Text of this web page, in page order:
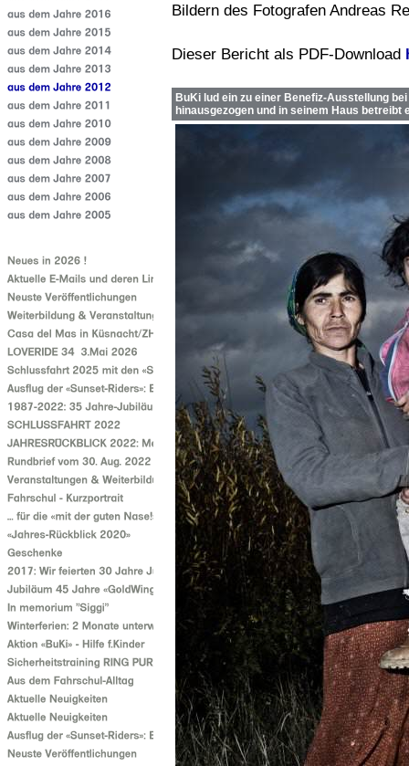
Bildern des Fotografen Andreas
Dieser Bericht als PDF-Download
BuKi lud ein zu einer Benefiz-Ausstellung
hinausgezogen und in seinem Haus betreibt